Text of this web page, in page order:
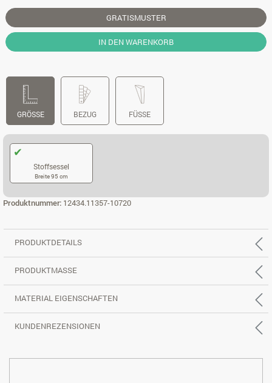
GRATISMUSTER
IN DEN WARENKORB
GRÖSSE BEZUG FÜSSE
Stoffsessel
Breite 95 cm
Produktnummer: 12434.11357-10720
PRODUKTDETAILS
PRODUKTMASSE
MATERIAL EIGENSCHAFTEN
KUNDENREZENSIONEN